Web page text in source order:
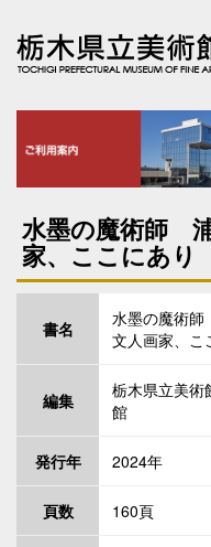
水墨の魔術師
家、ここにあり
書名
水墨の魔術
文人画家、こ
編集
栃木県立美術
館
発行年 2024年
頁数 160頁